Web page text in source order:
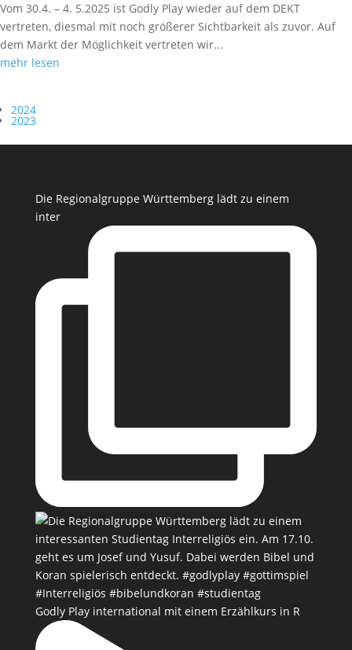
Vom 30.4. – 4. 5.2025 ist Godly Play wieder auf dem DEKT
vertreten, diesmal mit noch größerer Sichtbarkeit als zuvor. Auf
dem Markt der Möglichkeit vertreten wir...
mehr lesen
2024
2023
Die Regionalgruppe Württemberg lädt zu einem
inter
Godly Play international mit einem Erzählkurs in R